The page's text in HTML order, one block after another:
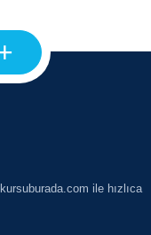
ile hızlıca